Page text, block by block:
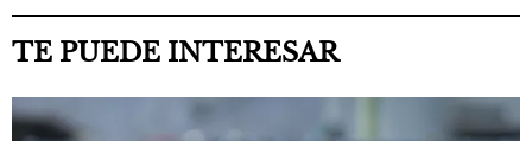
TE PUEDE INTERESAR